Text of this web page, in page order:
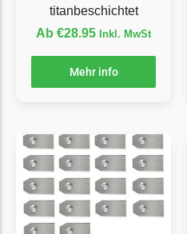
Fuxtec Messer
Begrenzungsdraht
Garden Feelings
Garden Feelings Messer
Greenworks
Greenworks Messer
Begrenzungsdraht
Grouw
titanbeschichtet
Ab €28.95 Inkl. MwSt
Mehr info